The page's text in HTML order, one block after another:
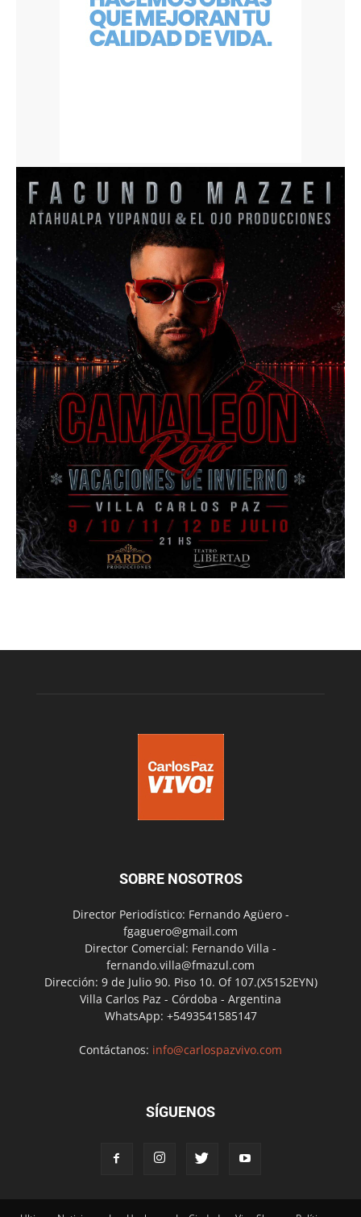
SOBRE NOSOTROS
Director Periodístico: Fernando Agüero -
fgaguero@gmail.com
Director Comercial: Fernando Villa -
fernando.villa@fmazul.com
Dirección: 9 de Julio 90. Piso 10. Of 107.(X5152EYN)
Villa Carlos Paz - Córdoba - Argentina
WhatsApp: +5493541585147
Contáctanos: info@carlospazvivo.com
SÍGUENOS